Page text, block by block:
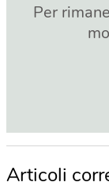
Per
Articoli